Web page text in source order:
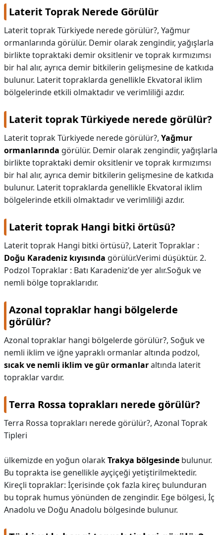
İLETİŞİM
Laterit Toprak Nerede Görülür
Laterit toprak Türkiyede nerede görülür?, Yağmur
ormanlarında görülür. Demir olarak zengindir, yağışlarla
birlikte topraktaki demir oksitlenir ve toprak kırmızımsı
bir hal alır, ayrıca demir bitkilerin gelişmesine de katkıda
bulunur. Laterit topraklarda genellikle Ekvatoral iklim
bölgelerinde etkili olmaktadır ve verimliliği azdır.
Laterit toprak Türkiyede nerede görülür?
Laterit toprak Türkiyede nerede görülür?, Yağmur
ormanlarında görülür. Demir olarak zengindir, yağışlarla
birlikte topraktaki demir oksitlenir ve toprak kırmızımsı
bir hal alır, ayrıca demir bitkilerin gelişmesine de katkıda
bulunur. Laterit topraklarda genellikle Ekvatoral iklim
bölgelerinde etkili olmaktadır ve verimliliği azdır.
Laterit toprak Hangi bitki örtüsü?
Laterit toprak Hangi bitki örtüsü?, Laterit Topraklar :
Doğu Karadeniz kıyısında görülür.Verimi düşüktür. 2.
Podzol Topraklar : Batı Karadeniz'de yer alır.Soğuk ve
nemli bölge topraklarıdır.
Azonal topraklar hangi bölgelerde
görülür?
Azonal topraklar hangi bölgelerde görülür?, Soğuk ve
nemli iklim ve iğne yapraklı ormanlar altında podzol,
sıcak ve nemli iklim ve gür ormanlaraltında laterit
topraklar vardır.
Terra Rossa toprakları nerede görülür?
Terra Rossa toprakları nerede görülür?, Azonal Toprak
Tipleri
ülkemizde en yoğun olarakTrakya bölgesinde bulunur.
Bu toprakta ise genellikle ayçiçeği yetiştirilmektedir.
Kireçli topraklar: İçerisinde çok fazla kireç bulunduran
bu toprak humus yönünden de zengindir. Ege bölgesi, İç
Anadolu ve Doğu Anadolu bölgesinde bulunur.